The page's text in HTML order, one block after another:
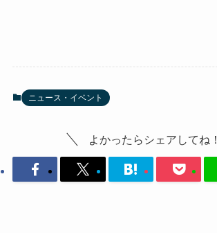
ニュース・イベント
よかったらシェアしてね！